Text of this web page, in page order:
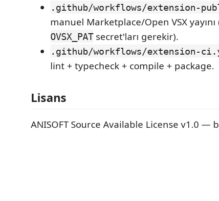
.github/workflows/extension-
manuel Marketplace/Open VSX yayını
OVSX_PAT secret'ları gerekir).
.github/workflows/extension-
lint + typecheck + compile + package.
Lisans
ANISOFT Source Available License v1.0 —